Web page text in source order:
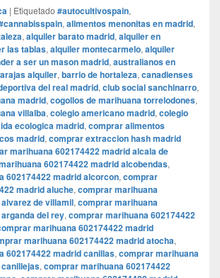
| Etiquetado #autocultivospain,
, alimentos menonitas en madrid,
, alquiler barato madrid, alquiler en
las tablas, alquiler montecarmelo, alquiler
a ser un mason madrid, australianos en
alquiler, barrio de hortaleza, canadienses
del real madrid, club social sanchinarro,
madrid, cogollos de marihuana torrelodones,
villalba, colegio americano madrid, colegio
ecologica madrid, comprar alimentos
madrid, comprar extraccion hash madrid
marihuana 602174422 madrid alcala de
602174422 madrid alcobendas,
602174422 madrid alcorcon, comprar
madrid aluche, comprar marihuana
de villamil, comprar marihuana
del rey, comprar marihuana 602174422
marihuana 602174422 madrid
marihuana 602174422 madrid atocha,
602174422 madrid canillas, comprar marihuana
, comprar marihuana 602174422